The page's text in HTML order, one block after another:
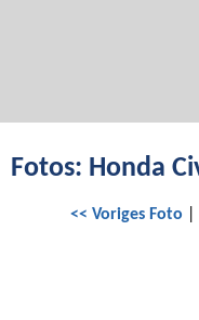
Fotos: Honda
<< Voriges Foto |